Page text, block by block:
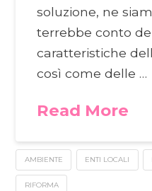
soluzione, ne
terrebbe conto
caratteristiche
così come delle …
Read More
AMBIENTE ENTI LOCALI
RIFORMA